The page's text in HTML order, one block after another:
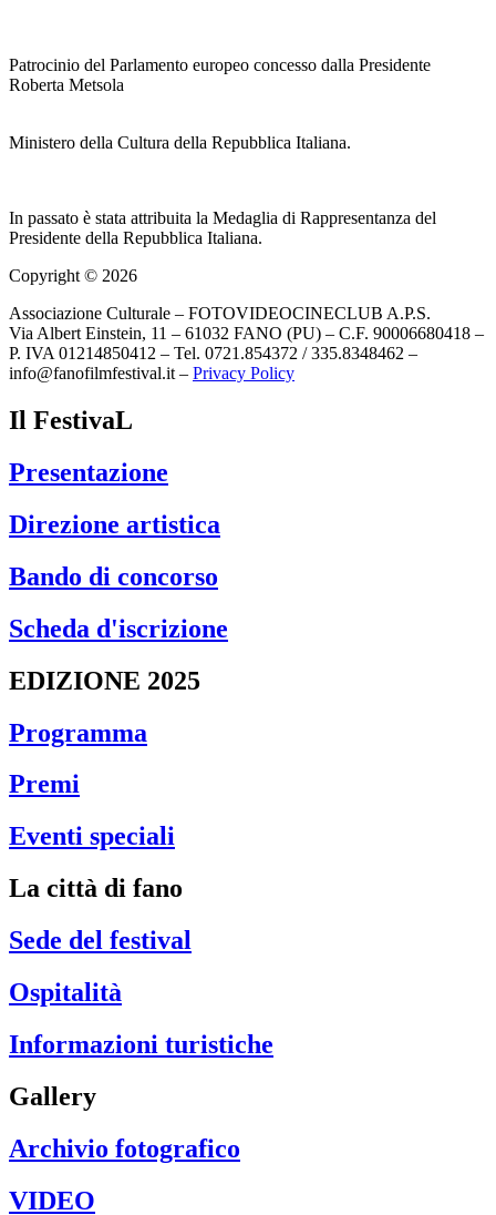
Patrocinio del Parlamento europeo concesso dalla Presidente
Roberta Metsola
Ministero della Cultura della Repubblica Italiana.
In passato è stata attribuita la Medaglia di Rappresentanza del
Presidente della Repubblica Italiana.
Copyright © 2026
Associazione Culturale – FOTOVIDEOCINECLUB A.P.S.
Via Albert Einstein, 11 – 61032 FANO (PU) – C.F. 90006680418 –
P. IVA 01214850412 – Tel. 0721.854372 / 335.8348462 –
info@fanofilmfestival.it – Privacy Policy
Il FestivaL
Presentazione
Direzione artistica
Bando di concorso
Scheda d'iscrizione
EDIZIONE 2025
Programma
Premi
Eventi speciali
La città di fano
Sede del festival
Ospitalità
Informazioni turistiche
Gallery
Archivio fotografico
VIDEO